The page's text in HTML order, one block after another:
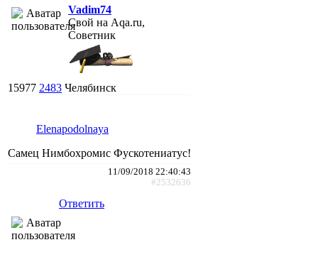
Vadim74
Свой на Aqa.ru,
Советник
15977 2483 Челябинск
Elenapodolnaya
Самец Нимбохромис Фускотениатус!
11/09/2018 22:40:43
#2532636
Ответить